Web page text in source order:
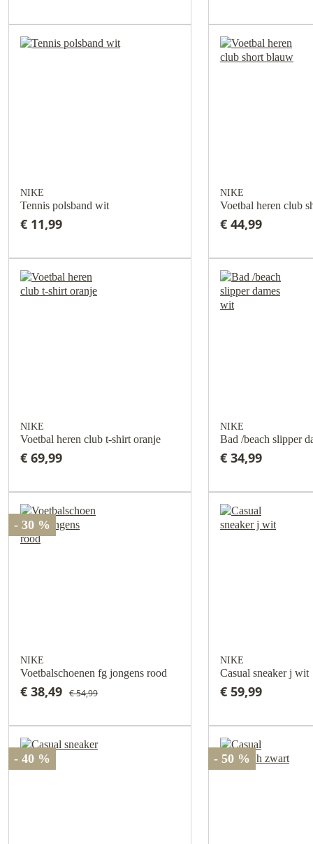
NIKE
Tennis polsband wit
€ 11,99
NIKE
€ 44,99
NIKE
Voetbal heren club t-shirt oranje
€ 69,99
NIKE
Bad /beach slipper
€ 34,99
- 30 %
NIKE
Voetbalschoenen fg jongens rood
€ 38,49 € 54,99
NIKE
Casual sneaker j wit
€ 59,99
- 40 % - 50 %